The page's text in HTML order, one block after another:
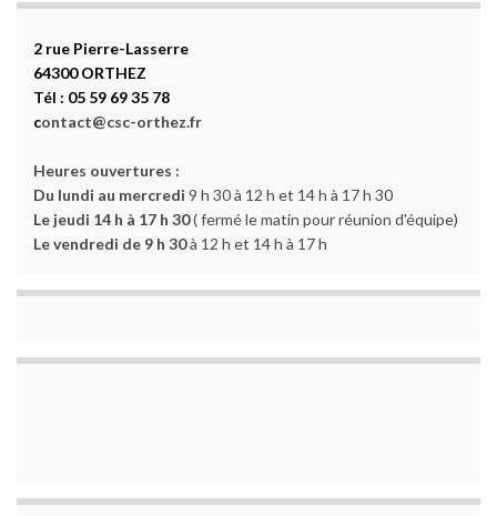
2 rue Pierre-Lasserre
64300 ORTHEZ
Tél : 05 59 69 35 78
contact@csc-orthez.fr
Heures ouvertures :
Du lundi au mercredi 9 h 30 à 12 h et 14 h à 17 h 30
Le jeudi 14 h à 17 h 30( fermé le matin pour réunion d'équipe)
Le vendredi de 9 h 30à 12 h et 14 h à 17 h